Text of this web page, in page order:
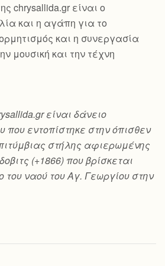
chrysallida.gr είναι ο
και η αγάπη για το
και η συνεργασία
μουσική και την τέχνη
είναι δάνειο
εντοπίστηκε στην όπισθεν
στήλης αφιερωμένης
(+1866) που βρίσκεται
του ναού του Αγ. Γεωργίου στην